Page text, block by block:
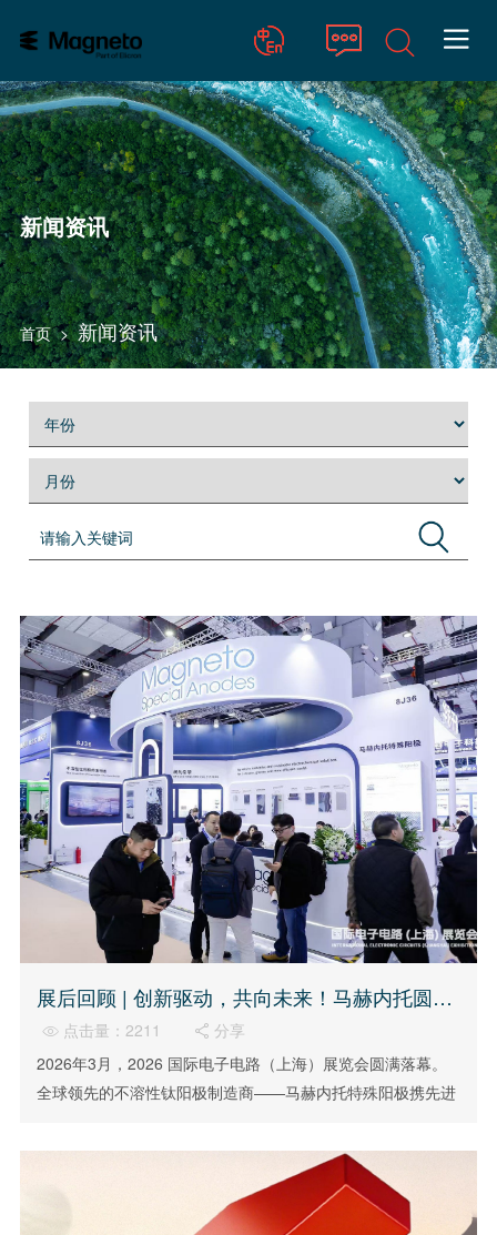

Chinese
English
新闻资讯
首页 > 新闻资讯
展后回顾 | 创新驱动，共向未来！马赫内托圆满收官2026CPCA Show
 点击量：2211  分享
2026年3月，2026 国际电子电路（上海）展览会圆满落幕。
全球领先的不溶性钛阳极制造商——马赫内托特殊阳极携先进